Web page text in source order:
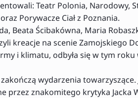
Teatr Polonia, Narodowy,
Porywacze Ciał z Poznania.
Beata Ścibakówna, Maria
kreacje na scenie Zamojskiego
i klimatu, odbyła się w tym
wydarzenia
przez znakomitego krytyka Jacka